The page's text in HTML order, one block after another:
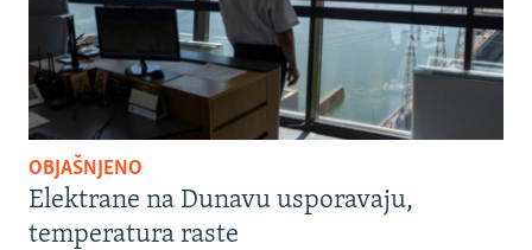
OBJAŠNJENO
Elektrane na Dunavu usporavaju,
temperatura raste